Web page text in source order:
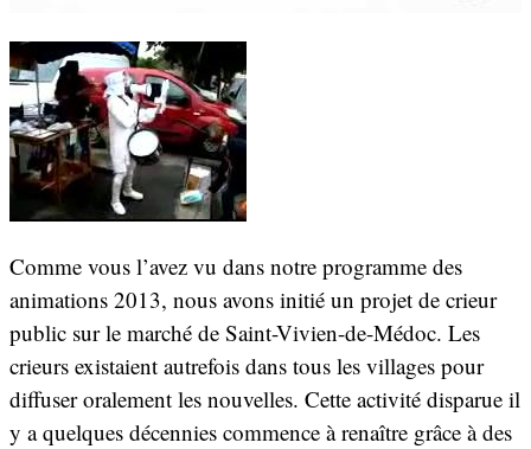
Comme vous l’avez vu dans notre programme des
animations 2013, nous avons initié un projet de crieur
public sur le marché de Saint-Vivien-de-Médoc. Les
crieurs existaient autrefois dans tous les villages pour
diffuser oralement les nouvelles. Cette activité disparue il
y a quelques décennies commence à renaître grâce à des